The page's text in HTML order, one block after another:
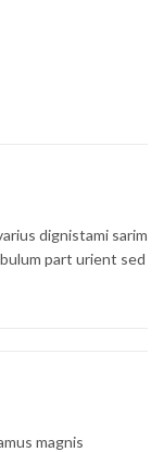
dignistami sarim
part urient sed
magnis